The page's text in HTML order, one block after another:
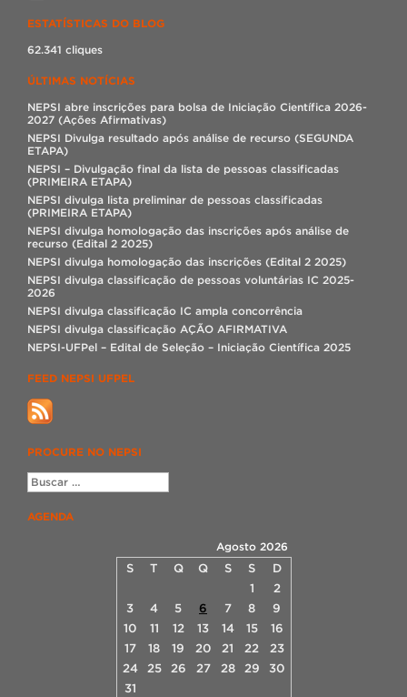
ESTATÍSTICAS DO BLOG
62.341 cliques
ÚLTIMAS NOTÍCIAS
NEPSI abre inscrições para bolsa de Iniciação Científica 2026-
2027 (Ações Afirmativas)
NEPSI Divulga resultado após análise de recurso (SEGUNDA
ETAPA)
NEPSI – Divulgação final da lista de pessoas classificadas
(PRIMEIRA ETAPA)
NEPSI divulga lista preliminar de pessoas classificadas
(PRIMEIRA ETAPA)
NEPSI divulga homologação das inscrições após análise de
recurso (Edital 2 2025)
NEPSI divulga homologação das inscrições (Edital 2 2025)
NEPSI divulga classificação de pessoas voluntárias IC 2025-
2026
NEPSI divulga classificação IC ampla concorrência
NEPSI divulga classificação AÇÃO AFIRMATIVA
NEPSI-UFPel – Edital de Seleção – Iniciação Científica 2025
FEED NEPSI UFPEL
PROCURE NO NEPSI
AGENDA
Agosto 2026
S T Q Q S S
D
1
2
3
4 5 6 7 8
9
10
11 12 13 14 15
16
17
18 19 20 21 22
23
24
25 26 27 28 29
30
31